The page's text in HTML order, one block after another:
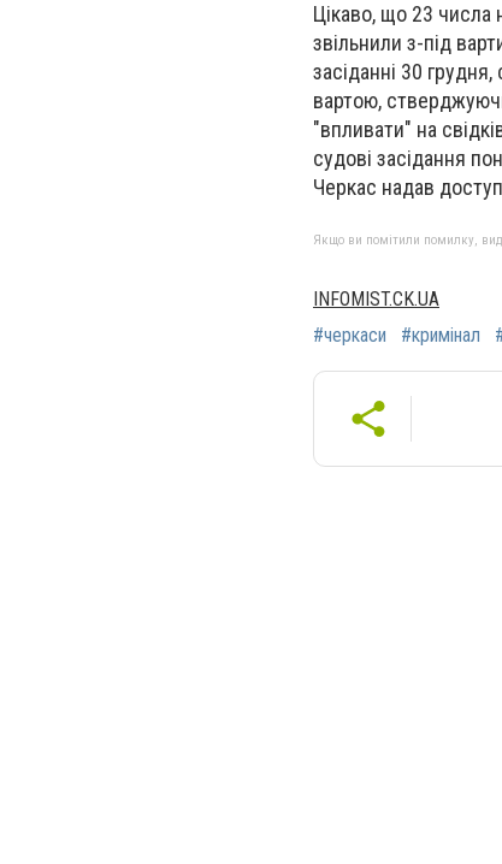
Цікаво, що 23 числа
звільнили з-під
засіданні 30
вартою,
"впливати" на
судові засідання
Черкас надав
Якщо ви помітили помилку,
INFOMIST.CK.UA
#черкаси
#кримінал